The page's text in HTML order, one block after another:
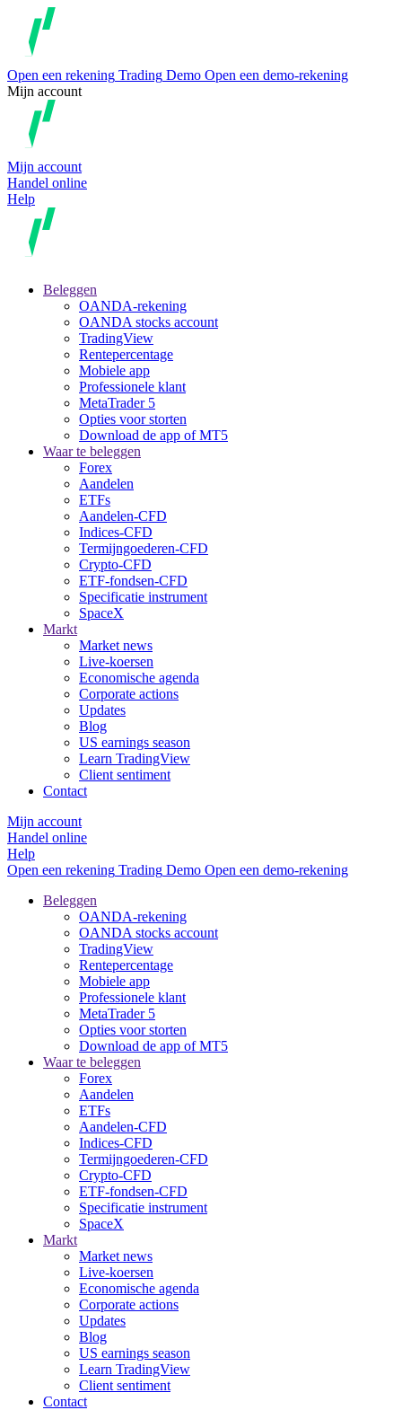
Open een rekening Trading Demo Open een demo-rekening
Mijn account
Mijn account
Handel online
Help
Beleggen
OANDA-rekening
OANDA stocks account
TradingView
Rentepercentage
Mobiele app
Professionele klant
MetaTrader 5
Opties voor storten
Download de app of MT5
Waar te beleggen
Forex
Aandelen
ETFs
Aandelen-CFD
Indices-CFD
Termijngoederen-CFD
Crypto-CFD
ETF-fondsen-CFD
Specificatie instrument
SpaceX
Markt
Market news
Live-koersen
Economische agenda
Corporate actions
Updates
Blog
US earnings season
Learn TradingView
Client sentiment
Contact
Mijn account
Handel online
Help
Open een rekening Trading Demo Open een demo-rekening
Beleggen
OANDA-rekening
OANDA stocks account
TradingView
Rentepercentage
Mobiele app
Professionele klant
MetaTrader 5
Opties voor storten
Download de app of MT5
Waar te beleggen
Forex
Aandelen
ETFs
Aandelen-CFD
Indices-CFD
Termijngoederen-CFD
Crypto-CFD
ETF-fondsen-CFD
Specificatie instrument
SpaceX
Markt
Market news
Live-koersen
Economische agenda
Corporate actions
Updates
Blog
US earnings season
Learn TradingView
Client sentiment
Contact